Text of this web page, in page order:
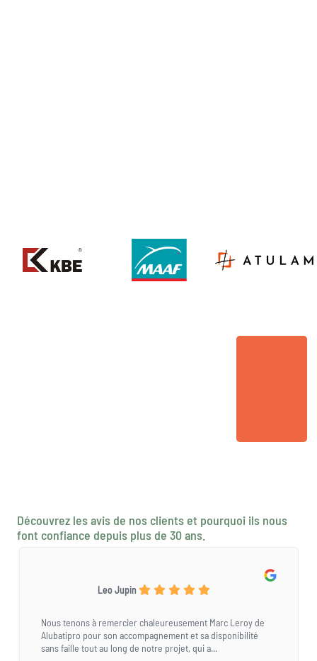
Découvrez les avis de nos clients et pourquoi ils nous
font confiance depuis plus de 30 ans.
Leo Jupin
Nous tenons à remercier chaleureusement Marc Leroy de
Alubatipro pour son accompagnement et sa disponibilité
sans faille tout au long de notre projet, qui a...